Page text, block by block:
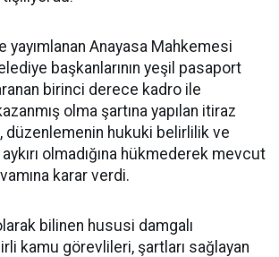
yayımlanan Anayasa Mahkemesi
başkanlarının yeşil pasaport
birinci derece kadro ile
olma şartına yapılan itiraz
düzenlemenin hukuki belirlilik ve
olmadığına hükmederek mevcut
karar verdi.
bilinen hususi damgalı
kamu görevlileri, şartları sağlayan